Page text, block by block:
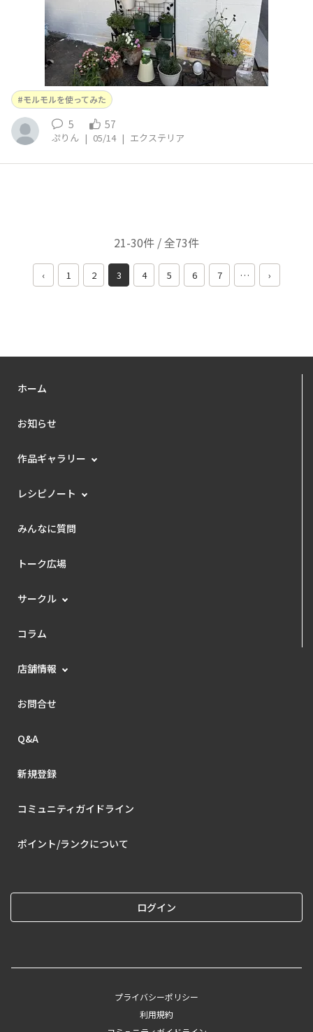
モルモルを使ってみた
5 57
ぷりん | 05/14 | エクステリア
21-30件 / 全73件
‹ 1 2 3 4 5 6 7 … ›
ホーム
お知らせ
作品ギャラリー
レシピノート
みんなに質問
トーク広場
サークル
コラム
店舗情報
お問合せ
Q&A
新規登録
コミュニティガイドライン
ポイント/ランクについて
ログイン
プライバシーポリシー
利用規約